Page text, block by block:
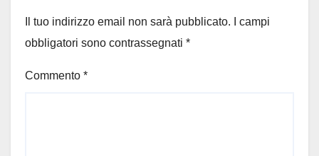
Il tuo indirizzo email non sarà pubblicato.
I campi
obbligatori sono contrassegnati *
Commento *